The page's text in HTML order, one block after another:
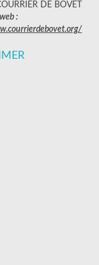
DE BOVET
: